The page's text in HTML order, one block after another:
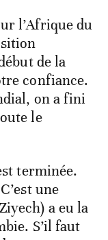
l’Afrique du
de la
confiance.
on a fini
le
terminée.
une
a eu la
S’il faut